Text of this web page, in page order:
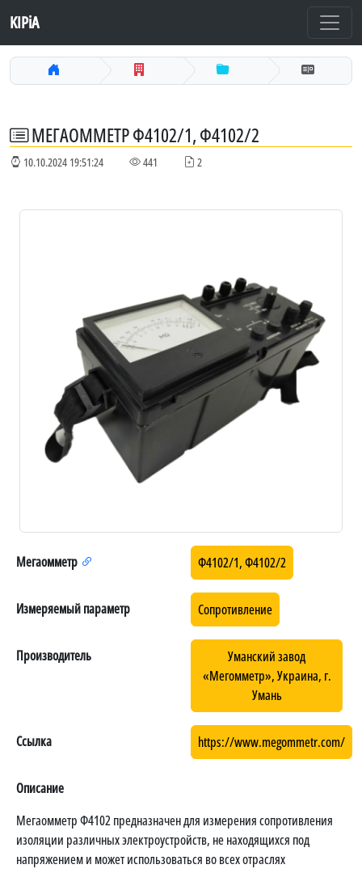
KIPiA
МЕГАОММЕТР Ф4102/1, Ф4102/2
10.10.2024 19:51:24 441 2
Мегаомметр Ф4102/1, Ф4102/2
Измеряемый параметр Сопротивление
Производитель
Уманский завод
«Мегомметр», Украина, г.
Умань
Ссылка https://www.megommetr.com/
Описание
Мегаомметр Ф4102 предназначен для измерения сопротивления
изоляции различных электроустройств, не находящихся под
напряжением и может использоваться во всех отраслях